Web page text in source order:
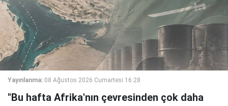
Yayınlanma: 08 Ağustos 2026 Cumartesi 16:28
"Bu hafta Afrika'nın çevresinden çok daha